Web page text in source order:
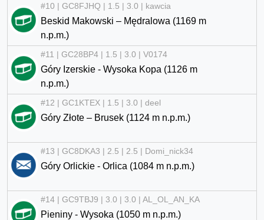
#10 | GC8FJHQ | 1.5 | 3.0 | kawcia
Beskid Makowski – Mędralowa (1169 m
n.p.m.)
#11 | GC28BP4 | 1.5 | 3.0 | V0174
Góry Izerskie - Wysoka Kopa (1126 m
n.p.m.)
#12 | GC1KTEX | 1.5 | 3.0 | deel
Góry Złote – Brusek (1124 m n.p.m.)
#13 | GC8DKA3 | 2.5 | 2.5 | Domi_nick34
Góry Orlickie - Orlica (1084 m n.p.m.)
#14 | GC9TBJ9 | 3.0 | 3.0 | AL_OL_AN_KA
Pieniny - Wysoka (1050 m n.p.m.)